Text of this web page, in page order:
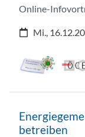
Online-
Mi.,
betreiben